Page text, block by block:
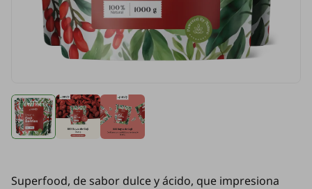
Superfood, de sabor dulce y ácido, que impresiona